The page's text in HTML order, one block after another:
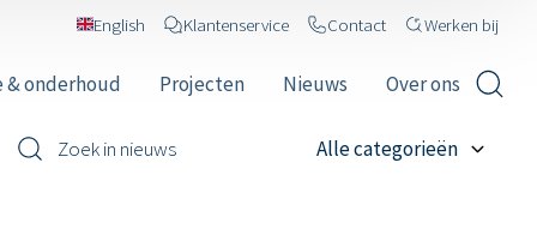
English Klantenservice Contact Werken bij
& onderhoud Projecten Nieuws Over ons